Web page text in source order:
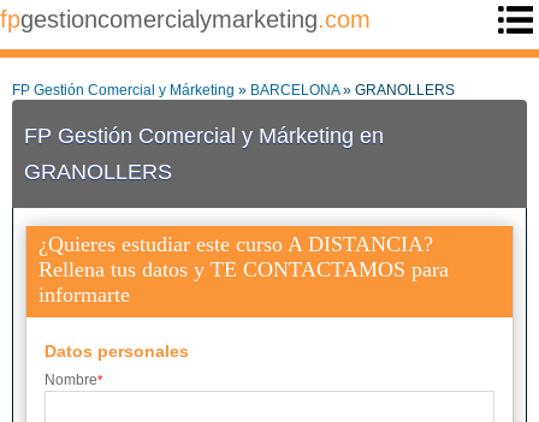
fpgestioncomercialymarketing.com
FP Gestión Comercial y Márketing » BARCELONA» GRANOLLERS
FP Gestión Comercial y Márketing en
GRANOLLERS
¿Quieres estudiar este curso A DISTANCIA?
Rellena tus datos y TE CONTACTAMOS para
informarte
Datos personales
Nombre*